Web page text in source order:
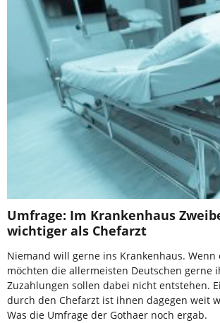
Umfrage: Im Krankenhaus
wichtiger als Chefarzt
Niemand will gerne ins Krankenhaus. Wenn
möchten die allermeisten Deutschen gerne
Zuzahlungen sollen dabei nicht entstehen.
durch den Chefarzt ist ihnen dagegen weit
Was die Umfrage der Gothaer noch ergab.